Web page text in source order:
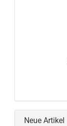
Neue Artikel